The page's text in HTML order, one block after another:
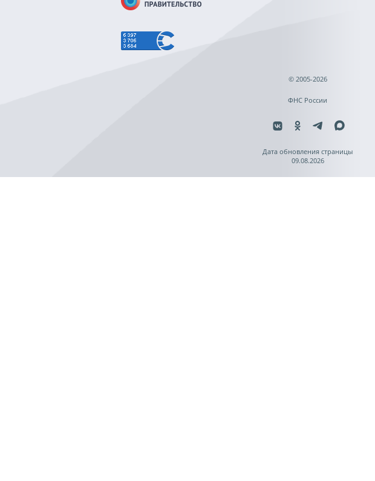
© 2005-2026
ФНС России
Дата обновления страницы
09.08.2026